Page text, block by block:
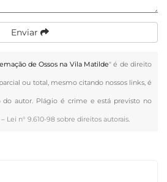
Enviar
de Ossos na Vila Matilde" é de direito
ou total, mesmo citando nossos links, é
do autor. Plágio é crime e está previsto no
Lei n° 9.610-98 sobre direitos autorais.